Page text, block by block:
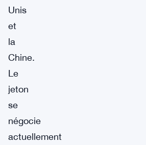
Unis
et
la
Chine.
Le
jeton
se
négocie
actuellement